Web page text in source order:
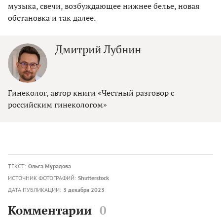
музыка, свечи, возбуждающее нижнее белье, новая
обстановка и так далее.
Дмитрий Лубнин
Гинеколог, автор книги «Честный разговор с
российским гинекологом»
ТЕКСТ: Ольга Мурадова
ИСТОЧНИК ФОТОГРАФИЙ: Shutterstock
ДАТА ПУБЛИКАЦИИ: 3 декабря 2023
Комментарии 0